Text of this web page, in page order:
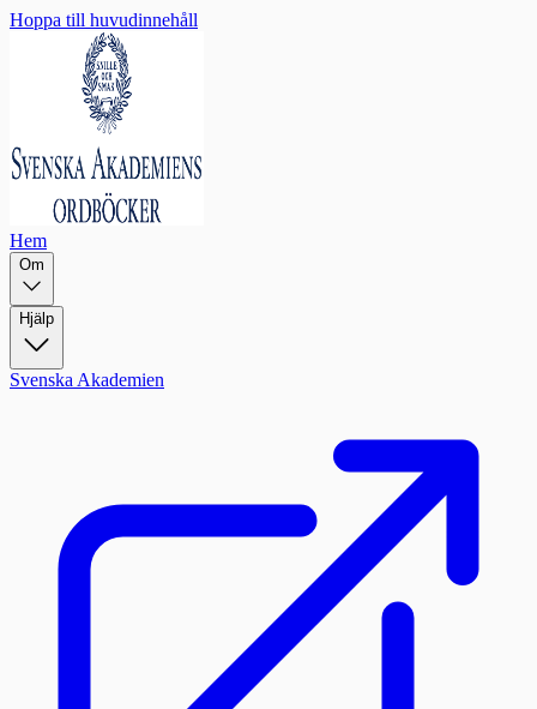
Hoppa till huvudinnehåll
Hem
Om
Hjälp
Svenska Akademien